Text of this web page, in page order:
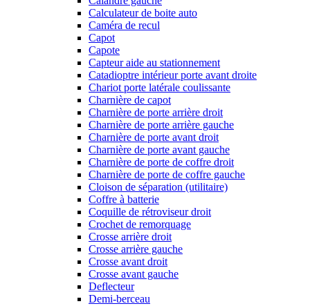
Calculateur de boite auto
Caméra de recul
Capot
Capote
Capteur aide au stationnement
Catadioptre intérieur porte avant droite
Chariot porte latérale coulissante
Charnière de capot
Charnière de porte arrière droit
Charnière de porte arrière gauche
Charnière de porte avant droit
Charnière de porte avant gauche
Charnière de porte de coffre droit
Charnière de porte de coffre gauche
Cloison de séparation (utilitaire)
Coffre à batterie
Coquille de rétroviseur droit
Crochet de remorquage
Crosse arrière droit
Crosse arrière gauche
Crosse avant droit
Crosse avant gauche
Deflecteur
Demi-berceau